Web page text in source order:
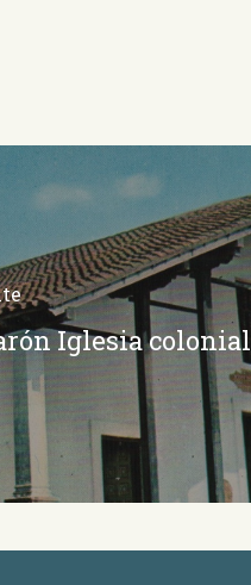
Iglesia colonial